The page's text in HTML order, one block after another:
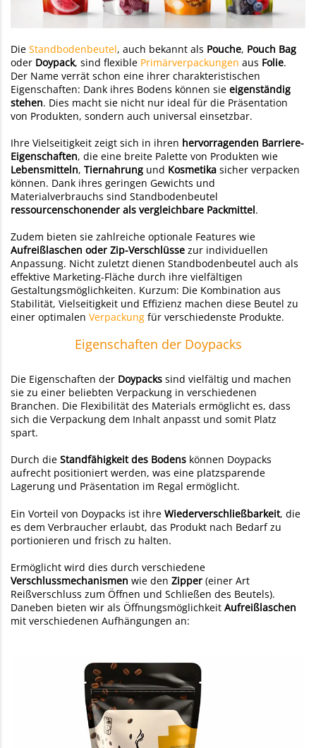
Die Standbodenbeutel, auch bekannt als Pouche, Pouch Bag
oder Doypack, sind flexible Primärverpackungen aus Folie.
Der Name verrät schon eine ihrer charakteristischen
Eigenschaften: Dank ihres Bodens können sie eigenständig
stehen. Dies macht sie nicht nur ideal für die Präsentation
von Produkten, sondern auch universal einsetzbar.
Ihre Vielseitigkeit zeigt sich in ihren hervorragenden Barriere-
Eigenschaften, die eine breite Palette von Produkten wie
Lebensmitteln, Tiernahrung und Kosmetika sicher verpacken
können. Dank ihres geringen Gewichts und
Materialverbrauchs sind Standbodenbeutel
ressourcenschonender als vergleichbare Packmittel.
Zudem bieten sie zahlreiche optionale Features wie
Aufreißlaschen oder Zip-Verschlüsse zur individuellen
Anpassung. Nicht zuletzt dienen Standbodenbeutel auch als
effektive Marketing-Fläche durch ihre vielfältigen
Gestaltungsmöglichkeiten. Kurzum: Die Kombination aus
Stabilität, Vielseitigkeit und Effizienz machen diese Beutel zu
einer optimalen Verpackung für verschiedenste Produkte.
Eigenschaften der Doypacks
Die Eigenschaften der Doypacks sind vielfältig und machen
sie zu einer beliebten Verpackung in verschiedenen
Branchen. Die Flexibilität des Materials ermöglicht es, dass
sich die Verpackung dem Inhalt anpasst und somit Platz
spart.
Durch die Standfähigkeit des Bodens können Doypacks
aufrecht positioniert werden, was eine platzsparende
Lagerung und Präsentation im Regal ermöglicht.
Ein Vorteil von Doypacks ist ihre Wiederverschließbarkeit, die
es dem Verbraucher erlaubt, das Produkt nach Bedarf zu
portionieren und frisch zu halten.
Ermöglicht wird dies durch verschiedene
Verschlussmechanismen wie den Zipper (einer Art
Reißverschluss zum Öffnen und Schließen des Beutels).
Daneben bieten wir als Öffnungsmöglichkeit Aufreißlaschen
mit verschiedenen Aufhängungen an: